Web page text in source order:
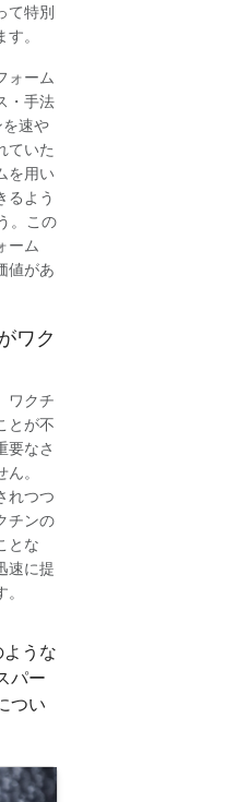
て特別
。
ォーム
・手法
速や
ていた
を用い
るよう
。この
ーム
値があ
ワク
ワクチ
とが不
要なさ
。
れつつ
チンの
とな
速に提
うな
パー
つい